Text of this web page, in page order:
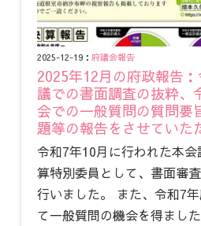
2025-12-19：府議会報告
2025年12月の府政報告
議での書面調査の抜粋、
会での一般質問の質問要
題等の報告をさせていた
令和7年10月に行われた本
算特別委員として、書面審
行いました。 また、令和7
て一般質問の機会を得まし